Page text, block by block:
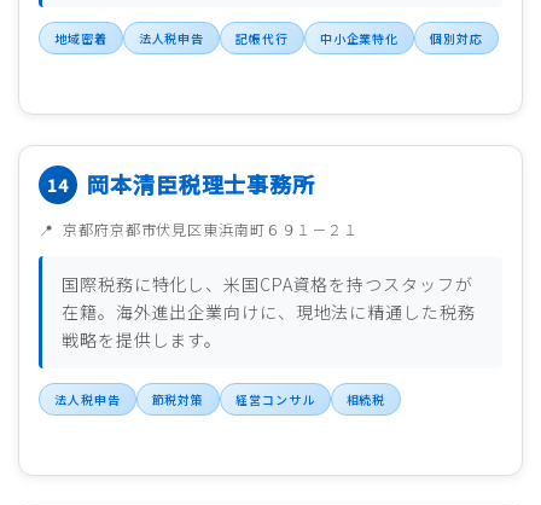
地域密着 法人税申告 記帳代行 中小企業特化 個別対応
岡本清臣税理士事務所
京都府京都市伏見区東浜南町６９１－２１
国際税務に特化し、米国CPA資格を持つスタッフが
在籍。海外進出企業向けに、現地法に精通した税務
戦略を提供します。
法人税申告 節税対策 経営コンサル 相続税